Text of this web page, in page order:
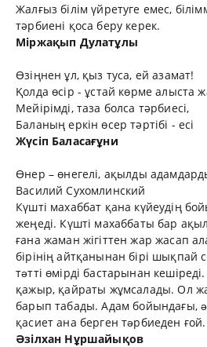
Жалғыз білім үйретуге емес,
тәрбиені қоса беру керек.
Міржақып Дулатұлы
Өзіңнен ұл, қыз туса, ей азамат!
Қолда өсір - ұстай көрме алыста
Мейірімді, таза болса тәрбиесі,
Баланың еркін өсер тәртібі - есі
Жүсіп Баласағұни
Өнер – өнегелі, ақылды
Василий Сухомлинский
Күшті махаббат қана күйеудің
жеңеді. Күшті махаббаты бар
ғана жаман жігіттен жар жасап
бірінің айтқанынан бірі шықпай
тəтті өмірді бастарынан
қажыр, қайраты жұмсалады. Ол
барып табады. Адам бойындағы,
қасиет ана берген тəрбиеден ғой.
Әзілхан Нұршайықов